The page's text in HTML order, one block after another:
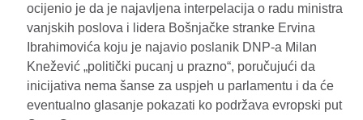
ocijenio je da je najavljena interpelacija o radu ministra
vanjskih poslova i lidera Bošnjačke stranke Ervina
Ibrahimovića koju je najavio poslanik DNP-a Milan
Knežević „politički pucanj u prazno“, poručujući da
inicijativa nema šanse za uspjeh u parlamentu i da će
eventualno glasanje pokazati ko podržava evropski put